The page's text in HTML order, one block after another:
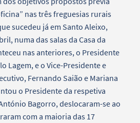
nas três freguesias rurais
sucedeu já em Santo Aleixo,
numa das salas da Casa da
nas anteriores, o Presidente
Lagem, e o Vice-Presidente e
Fernando Saião e Mariana
o Presidente da respetiva
Bagorro, deslocaram-se ao
com a maioria das 17